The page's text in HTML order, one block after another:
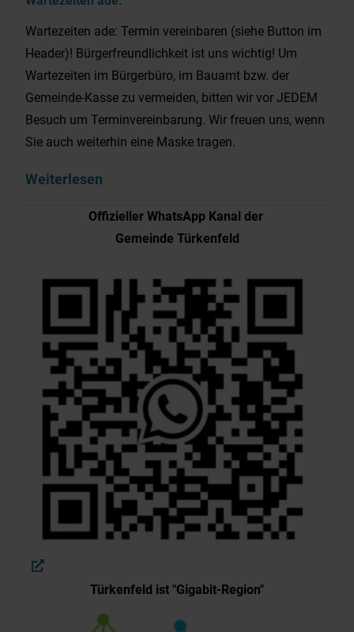
Wartezeiten ade: Termin vereinbaren (siehe Button im
Header)! Bürgerfreundlichkeit ist uns wichtig! Um
Wartezeiten im Bürgerbüro, im Bauamt bzw. der
Gemeinde-Kasse zu vermeiden, bitten wir vor JEDEM
Besuch um Terminvereinbarung. Wir freuen uns, wenn
Sie auch weiterhin eine Maske tragen.
Weiterlesen
Offizieller WhatsApp Kanal der
Gemeinde Türkenfeld
Türkenfeld ist "Gigabit-Region"